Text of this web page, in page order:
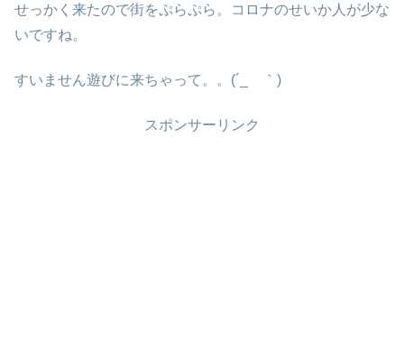
せっかく来たので街をぷらぷら。コロナのせいか人が少な
いですね。
すいません遊びに来ちゃって。。(´_ゝ｀)
スポンサーリンク